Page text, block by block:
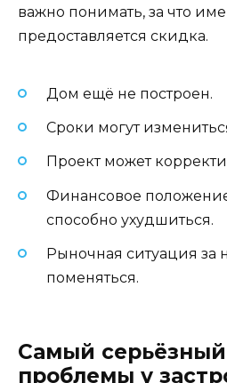
важно понимать, за что
предоставляется скидка.
Дом ещё не построен.
Сроки могут
Проект может
Финансовое
способно ухудшиться.
Рыночная ситуация за
поменяться.
Самый
проблемы у